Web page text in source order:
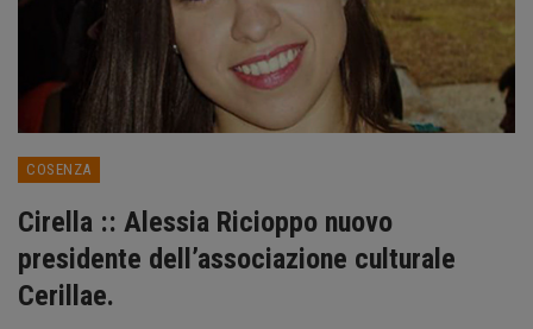
COSENZA
Cirella :: Alessia Ricioppo nuovo
presidente dell’associazione culturale
Cerillae.